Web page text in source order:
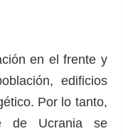
en el frente y
edificios
Por lo tanto,
de Ucrania se